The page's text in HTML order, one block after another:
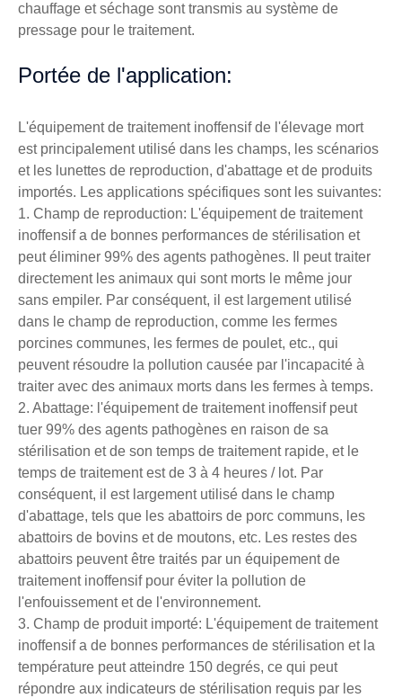
chauffage et séchage sont transmis au système de
pressage pour le traitement.
Portée de l'application:
L'équipement de traitement inoffensif de l'élevage mort
est principalement utilisé dans les champs, les scénarios
et les lunettes de reproduction, d'abattage et de produits
importés. Les applications spécifiques sont les suivantes:
1. Champ de reproduction: L'équipement de traitement
inoffensif a de bonnes performances de stérilisation et
peut éliminer 99% des agents pathogènes. Il peut traiter
directement les animaux qui sont morts le même jour
sans empiler. Par conséquent, il est largement utilisé
dans le champ de reproduction, comme les fermes
porcines communes, les fermes de poulet, etc., qui
peuvent résoudre la pollution causée par l'incapacité à
traiter avec des animaux morts dans les fermes à temps.
2. Abattage: l'équipement de traitement inoffensif peut
tuer 99% des agents pathogènes en raison de sa
stérilisation et de son temps de traitement rapide, et le
temps de traitement est de 3 à 4 heures / lot. Par
conséquent, il est largement utilisé dans le champ
d'abattage, tels que les abattoirs de porc communs, les
abattoirs de bovins et de moutons, etc. Les restes des
abattoirs peuvent être traités par un équipement de
traitement inoffensif pour éviter la pollution de
l'enfouissement et de l'environnement.
3. Champ de produit importé: L'équipement de traitement
inoffensif a de bonnes performances de stérilisation et la
température peut atteindre 150 degrés, ce qui peut
répondre aux indicateurs de stérilisation requis par les